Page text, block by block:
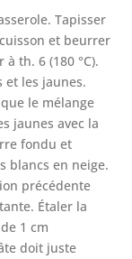
Tapisser
et beurrer
th. 6 (180 °C).
et les jaunes.
le mélange
jaunes avec la
fondu et
blancs en neige.
précédente
Étaler la
1 cm
doit juste